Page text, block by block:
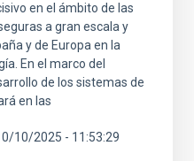
en el ámbito de las
a gran escala y
y de Europa en la
En el marco del
de los sistemas de
en las
10/2025 - 11:53:29